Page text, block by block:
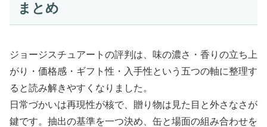
まとめ
ジョージスチュアートの評判は、味の濃さ・香りの立ち上
がり・価格感・ギフト性・入手性という五つの軸に整理す
ると読み解きやすくなりました。
日常づかいは再現性が核で、贈り物は見た目と外さなさが
鍵です。抽出の基準を一つ決め、缶と場面の組み合わせを